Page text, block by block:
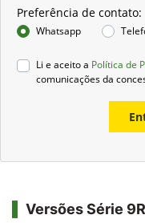
Preferência de contato:
Whatsapp
Li e aceito a Política de
comunicações da
Versões Série